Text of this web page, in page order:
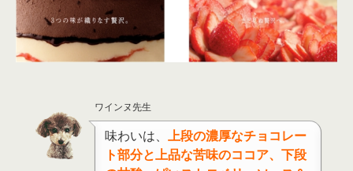
ワインヌ先生
味わいは、 上段の濃厚なチョコレー
ト部分と上品な苦味のココア、下段